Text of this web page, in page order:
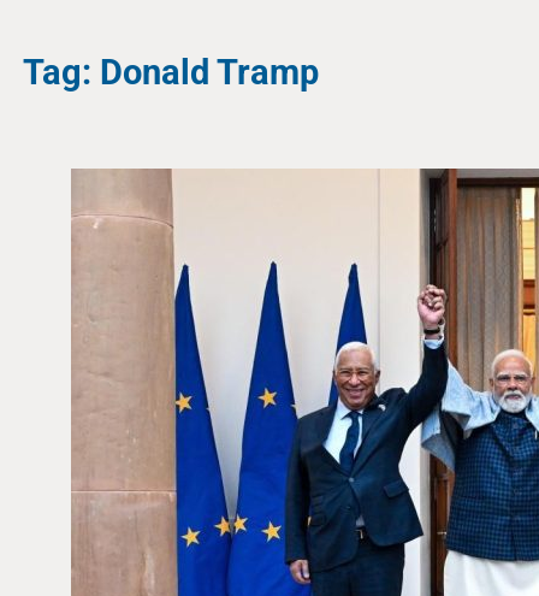
Tag: Donald Tramp